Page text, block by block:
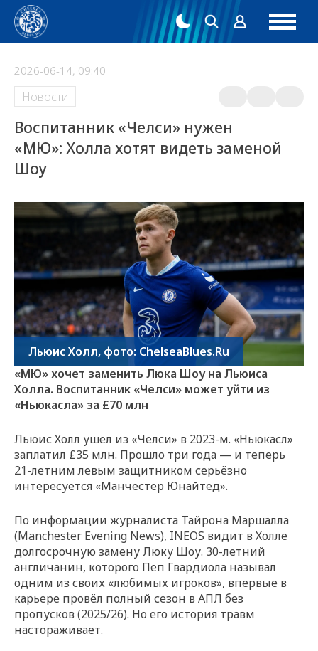
2026-06-14, 09:40
Новости
Воспитанник «Челси» нужен
«МЮ»: Холла хотят видеть заменой
Шоу
Льюис Холл, фото: ChelseaBlues.Ru
«МЮ» хочет заменить Люка Шоу на Льюиса
Холла. Воспитанник «Челси» может уйти из
«Ньюкасла» за £70 млн
Льюис Холл ушёл из «Челси» в 2023-м. «Ньюкасл»
заплатил £35 млн. Прошло три года — и теперь
21-летним левым защитником серьёзно
интересуется «Манчестер Юнайтед».
По информации журналиста Тайрона Маршалла
(Manchester Evening News), INEOS видит в Холле
долгосрочную замену Люку Шоу. 30-летний
англичанин, которого Пеп Гвардиола называл
одним из своих «любимых игроков», впервые в
карьере провёл полный сезон в АПЛ без
пропусков (2025/26). Но его история травм
настораживает.